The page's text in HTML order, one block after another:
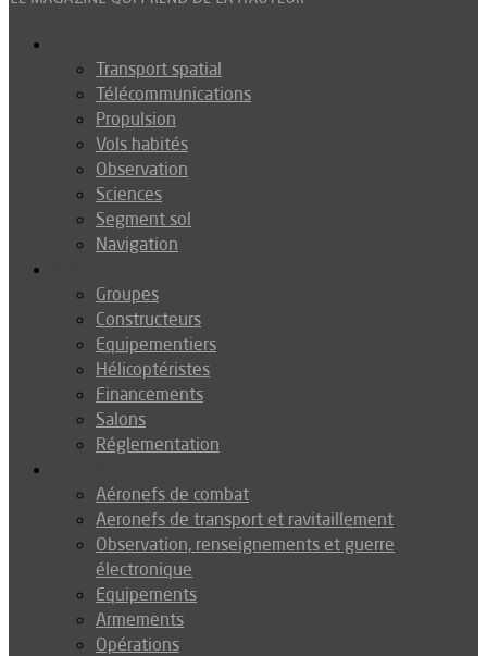
Transport spatial
Télécommunications
Propulsion
Vols habités
Observation
Sciences
Segment sol
Navigation
Groupes
Constructeurs
Equipementiers
Hélicoptéristes
Financements
Salons
Réglementation
Aéronefs de combat
Aeronefs de transport et ravitaillement
Observation, renseignements et guerre
électronique
Equipements
Armements
Opérations